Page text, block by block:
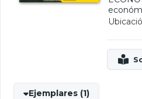
Ejemplares (1)